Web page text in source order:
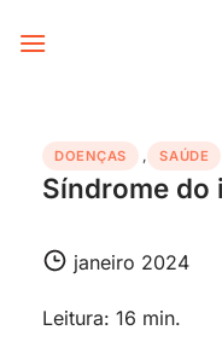
DOENÇAS , SAÚDE
Síndrome
janeiro 2024
Leitura: 16 min.